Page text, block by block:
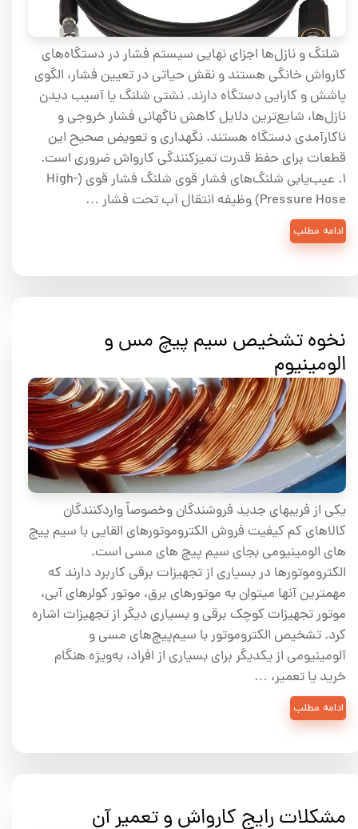
شلنگ و نازل‌ها اجزای نهایی سیستم فشار در دستگاه‌های
کارواش خانگی هستند و نقش حیاتی در تعیین فشار، الگوی
پاشش و کارایی دستگاه دارند. نشتی شلنگ یا آسیب دیدن
نازل‌ها، شایع‌ترین دلایل کاهش ناگهانی فشار خروجی و
ناکارآمدی دستگاه هستند. نگهداری و تعویض صحیح این
قطعات برای حفظ قدرت تمیزکنندگی کارواش ضروری است.
۱. عیب‌یابی شلنگ‌های فشار قوی شلنگ فشار قوی (High-
Pressure Hose) وظیفه انتقال آب تحت فشار …
ادامه مطلب
نخوه تشخیص سیم پیچ مس و
الومینیوم
یکی از فریبهای جدید فروشندگان وخصوصاً واردکنندگان
کالاهای کم کیفیت فروش الکتروموتورهای القایی با سیم پیچ
های الومینیومی بجای سیم پیچ های مسی است.
الکتروموتورها در بسیاری از تجهیزات برقی کاربرد دارند که
مهمترین آنها میتوان به موتورهای برق، موتور کولرهای آبی،
موتور تجهیزات کوچک برقی و بسیاری دیگر از تجهیزات اشاره
کرد. تشخیص الکتروموتور با سیم‌پیچ‌های مسی و
آلومینیومی از یکدیگر برای بسیاری از افراد، به‌ویژه هنگام
خرید یا تعمیر، …
ادامه مطلب
مشکلات رایج کارواش و تعمیر آن